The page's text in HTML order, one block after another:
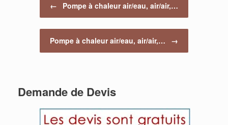
← Pompe à chaleur air/eau, air/air,…
Pompe à chaleur air/eau, air/air,… →
Demande de Devis